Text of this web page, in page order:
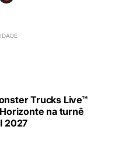
Trucks Live™
na turnê
2027